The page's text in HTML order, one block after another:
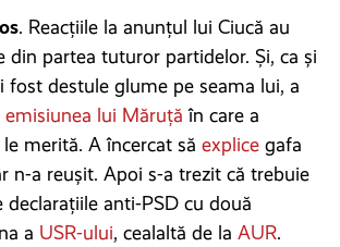
. Reacțiile la anunțul lui Ciucă au
din partea tuturor partidelor. Și, ca și
fost destule glume pe seama lui, a
emisiunea lui Măruță în care a
merită. A încercat să explice gafa
n-a reușit. Apoi s-a trezit că trebuie
declarațiile anti-PSD cu două
a USR-ului, cealaltă de la AUR.